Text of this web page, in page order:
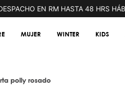
EN RM HASTA 48 HRS
MUJER WINTER KIDS
polly rosado